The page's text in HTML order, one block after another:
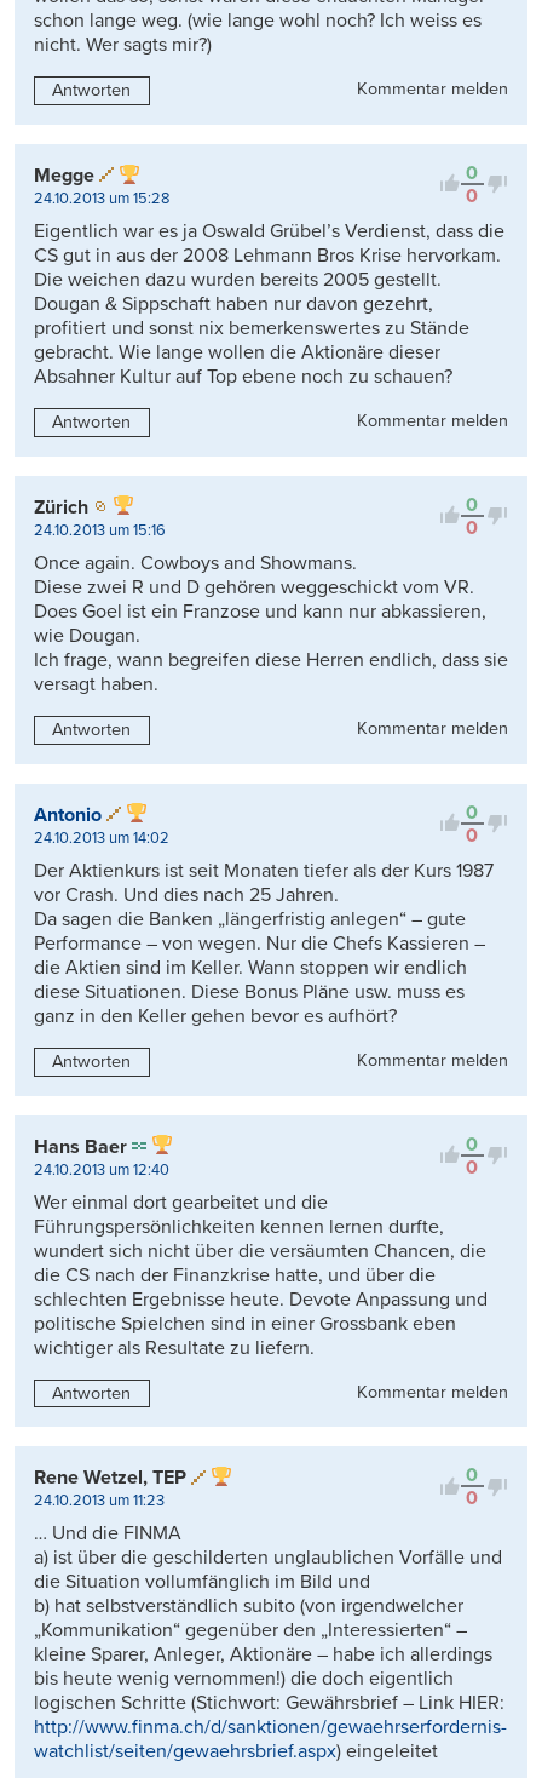
schon lange weg. (wie lange wohl noch? Ich weiss es
nicht. Wer sagts mir?)
Antworten Kommentar melden
0
0
Megge
24.10.2013 um 15:28
Eigentlich war es ja Oswald Grübel’s Verdienst, dass die
CS gut in aus der 2008 Lehmann Bros Krise hervorkam.
Die weichen dazu wurden bereits 2005 gestellt.
Dougan & Sippschaft haben nur davon gezehrt,
profitiert und sonst nix bemerkenswertes zu Stände
gebracht. Wie lange wollen die Aktionäre dieser
Absahner Kultur auf Top ebene noch zu schauen?
Antworten Kommentar melden
0
0
Zürich
24.10.2013 um 15:16
Once again. Cowboys and Showmans.
Diese zwei R und D gehören weggeschickt vom VR.
Does Goel ist ein Franzose und kann nur abkassieren,
wie Dougan.
Ich frage, wann begreifen diese Herren endlich, dass sie
versagt haben.
Antworten Kommentar melden
0
0
Antonio
24.10.2013 um 14:02
Der Aktienkurs ist seit Monaten tiefer als der Kurs 1987
vor Crash. Und dies nach 25 Jahren.
Da sagen die Banken „längerfristig anlegen“ – gute
Performance – von wegen. Nur die Chefs Kassieren –
die Aktien sind im Keller. Wann stoppen wir endlich
diese Situationen. Diese Bonus Pläne usw. muss es
ganz in den Keller gehen bevor es aufhört?
Antworten Kommentar melden
0
0
Hans Baer
24.10.2013 um 12:40
Wer einmal dort gearbeitet und die
Führungspersönlichkeiten kennen lernen durfte,
wundert sich nicht über die versäumten Chancen, die
die CS nach der Finanzkrise hatte, und über die
schlechten Ergebnisse heute. Devote Anpassung und
politische Spielchen sind in einer Grossbank eben
wichtiger als Resultate zu liefern.
Antworten Kommentar melden
0
0
Rene Wetzel, TEP
24.10.2013 um 11:23
… Und die FINMA
a) ist über die geschilderten unglaublichen Vorfälle und
die Situation vollumfänglich im Bild und
b) hat selbstverständlich subito (von irgendwelcher
„Kommunikation“ gegenüber den „Interessierten“ –
kleine Sparer, Anleger, Aktionäre – habe ich allerdings
bis heute wenig vernommen!) die doch eigentlich
logischen Schritte (Stichwort: Gewährsbrief – Link HIER:
http://www.finma.ch/d/sanktionen/gewaehrserfordernis-
watchlist/seiten/gewaehrsbrief.aspx) eingeleitet